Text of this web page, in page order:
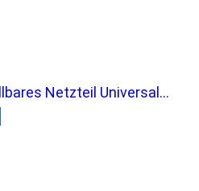
Netzteil Universal...